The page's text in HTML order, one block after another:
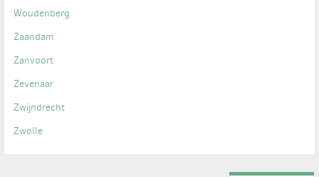
Woudenberg
Zaandam
Zanvoort
Zevenaar
Zwijndrecht
Zwolle